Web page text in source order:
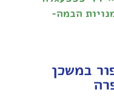
הבמה-
במשכן